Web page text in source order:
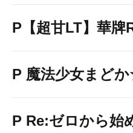
P【超甘LT】華牌
P 魔法少女まど
P Re:ゼロから始